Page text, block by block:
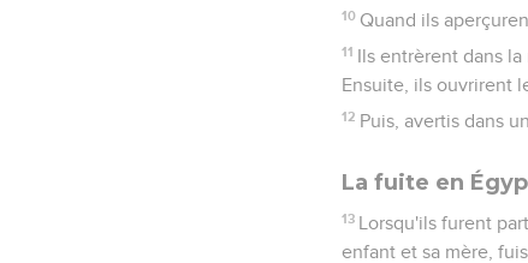
10 Quand ils
11 Ils entrèrent dans
Ensuite, ils ouvrirent
12 Puis, avertis dans
La fuite en
13 Lorsqu'ils furent
enfant et sa mère,